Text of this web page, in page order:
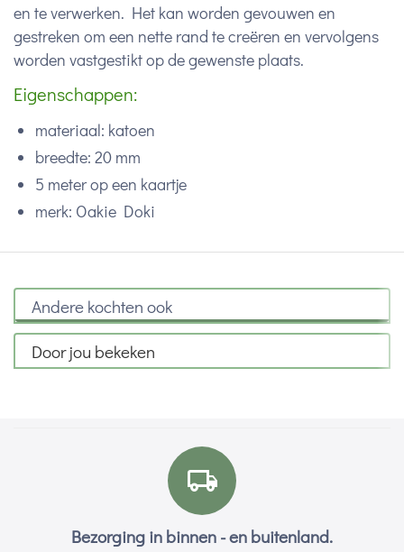
en te verwerken. Het kan worden gevouwen en
gestreken om een nette rand te creëren en vervolgens
worden vastgestikt op de gewenste plaats.
Eigenschappen:
materiaal: katoen
breedte: 20 mm
5 meter op een kaartje
merk: Oakie Doki
Andere kochten ook
Door jou bekeken
Bezorging in binnen - en buitenland.